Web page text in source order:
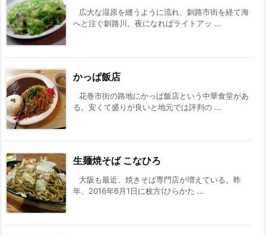
広大な湿原を縫うように流れ、釧路市街を経て海
へと注ぐ釧路川。夜になればライトアッ ...
かっぱ飯店
花巻市街の路地にかっぱ飯店という中華食堂があ
る。安くて盛りが良いと地元では評判の ...
生麺焼そば こなひろ
大阪も最近、焼きそば専門店が増えている。昨
年、2016年6月1日に枚方(ひらかた ...